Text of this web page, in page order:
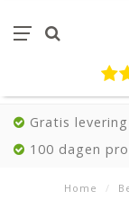
Gratis
100 dagen
Home /